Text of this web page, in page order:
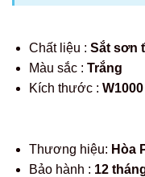
Chất liệu : Sắt sơn
Màu sắc : Trắng
Kích thước :
Thương hiệu: Hòa
Bảo hành : 12